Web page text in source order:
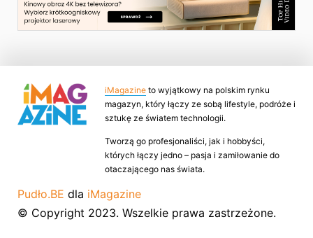
iMagazine to wyjątkowy na polskim rynku
magazyn, który łączy ze sobą lifestyle, podróże i
sztukę ze światem technologii.
Tworzą go profesjonaliści, jak i hobbyści,
których łączy jedno – pasja i zamiłowanie do
otaczającego nas świata.
Pudło.BE dla iMagazine
© Copyright 2023. Wszelkie prawa zastrzeżone.